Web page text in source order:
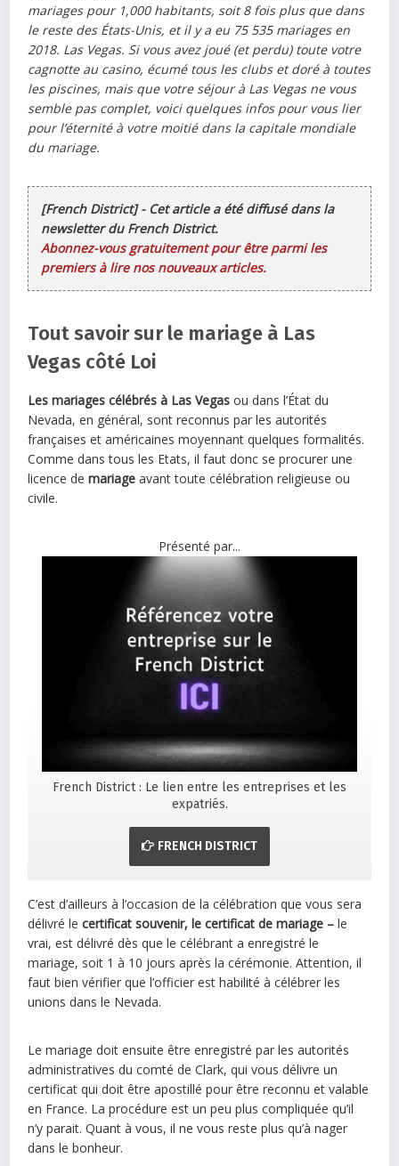
mariages pour 1,000 habitants, soit 8 fois plus que dans
le reste des États-Unis, et il y a eu 75 535 mariages en
2018. Las Vegas. Si vous avez joué (et perdu) toute votre
cagnotte au casino, écumé tous les clubs et doré à toutes
les piscines, mais que votre séjour à Las Vegas ne vous
semble pas complet, voici quelques infos pour vous lier
pour l’éternité à votre moitié dans la capitale mondiale
du mariage.
[French District] - Cet article a été diffusé dans la
newsletter du French District.
Abonnez-vous gratuitement pour être parmi les
premiers à lire nos nouveaux articles.
Tout savoir sur le mariage à Las
Vegas côté Loi
Les mariages célébrés à Las Vegas ou dans l’État du
Nevada, en général, sont reconnus par les autorités
françaises et américaines moyennant quelques formalités.
Comme dans tous les Etats, il faut donc se procurer une
licence demariage avant toute célébration religieuse ou
civile.
Présenté par...
French District : Le lien entre les entreprises et les
expatriés.
FRENCH DISTRICT
C’est d’ailleurs à l’occasion de la célébration que vous sera
délivré lecertificat souvenir, le certificat de mariage –le
vrai, est délivré dès que le célébrant a enregistré le
mariage, soit 1 à 10 jours après la cérémonie. Attention, il
faut bien vérifier que l’officier est habilité à célébrer les
unions dans le Nevada.
Le mariage doit ensuite être enregistré par les autorités
administratives du comté de Clark, qui vous délivre un
certificat qui doit être apostillé pour être reconnu et valable
en France. La procédure est un peu plus compliquée qu’il
n’y parait. Quant à vous, il ne vous reste plus qu’à nager
dans le bonheur.